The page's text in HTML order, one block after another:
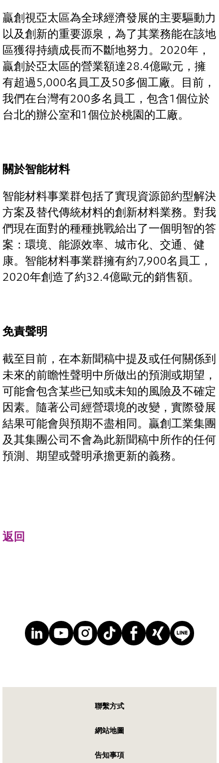
贏創視亞太區為全球經濟發展的主要驅動力
以及創新的重要源泉，為了其業務能在該地
區獲得持續成長而不斷地努力。2020年，
贏創於亞太區的營業額達28.4億歐元，擁
有超過5,000名員工及50多個工廠。目前，
我們在台灣有200多名員工，包含1個位於
台北的辦公室和1個位於桃園的工廠。
關於智能材料
智能材料事業群包括了實現資源節約型解決
方案及替代傳統材料的創新材料業務。對我
們現在面對的種種挑戰給出了一個明智的答
案：環境、能源效率、城市化、交通、健
康。智能材料事業群擁有約7,900名員工，
2020年創造了約32.4億歐元的銷售額。
免責聲明
截至目前，在本新聞稿中提及或任何關係到
未來的前瞻性聲明中所做出的預測或期望，
可能會包含某些已知或未知的風險及不確定
因素。隨著公司經營環境的改變，實際發展
結果可能會與預期不盡相同。贏創工業集團
及其集團公司不會為此新聞稿中所作的任何
預測、期望或聲明承擔更新的義務。
返回
聯繫方式
網站地圖
告知事項